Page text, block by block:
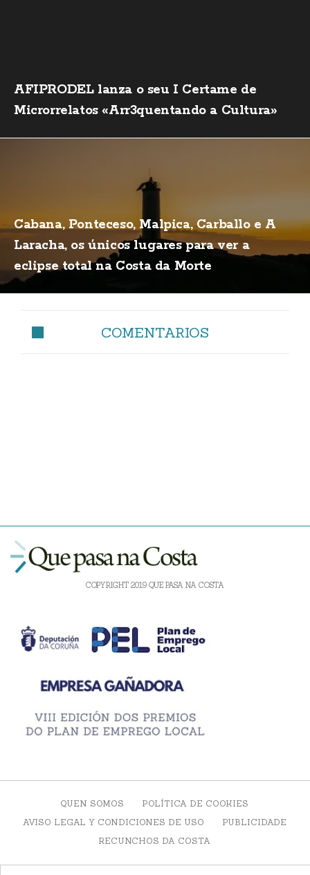
AFIPRODEL lanza o seu I Certame de
Microrrelatos «Arr3quentando a Cultura»
Cabana, Ponteceso, Malpica, Carballo e A
Laracha, os únicos lugares para ver a
eclipse total na Costa da Morte
COMENTARIOS
COPYRIGHT 2019 QUE PASA NA COSTA
QUEN SOMOS
POLÍTICA DE COOKIES
AVISO LEGAL Y CONDICIONES DE USO
PUBLICIDADE
RECUNCHOS DA COSTA